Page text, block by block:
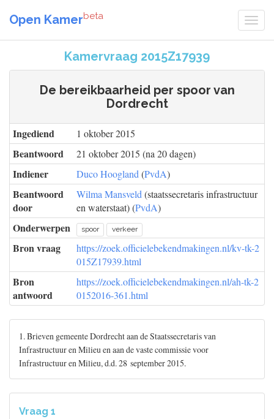
Open Kamerbeta
Kamervraag 2015Z17939
De bereikbaarheid per spoor van
Dordrecht
Ingediend 1 oktober 2015
Beantwoord 21 oktober 2015 (na 20 dagen)
Indiener Duco Hoogland (PvdA)
Beantwoord
door
Wilma Mansveld (staatssecretaris infrastructuur
en waterstaat) (PvdA)
Onderwerpen spoor verkeer
Bron vraag
https://zoek.officielebekendmakingen.nl/kv-tk-2
015Z17939.html
Bron
antwoord
https://zoek.officielebekendmakingen.nl/ah-tk-2
0152016-361.html
1. Brieven gemeente Dordrecht aan de Staatssecretaris van
Infrastructuur en Milieu en aan de vaste commissie voor
Infrastructuur en Milieu, d.d. 28 september 2015.
Vraag 1